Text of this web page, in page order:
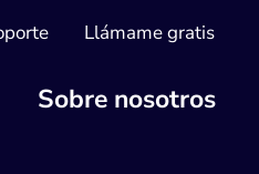
Llámame gratis
Sobre nosotros